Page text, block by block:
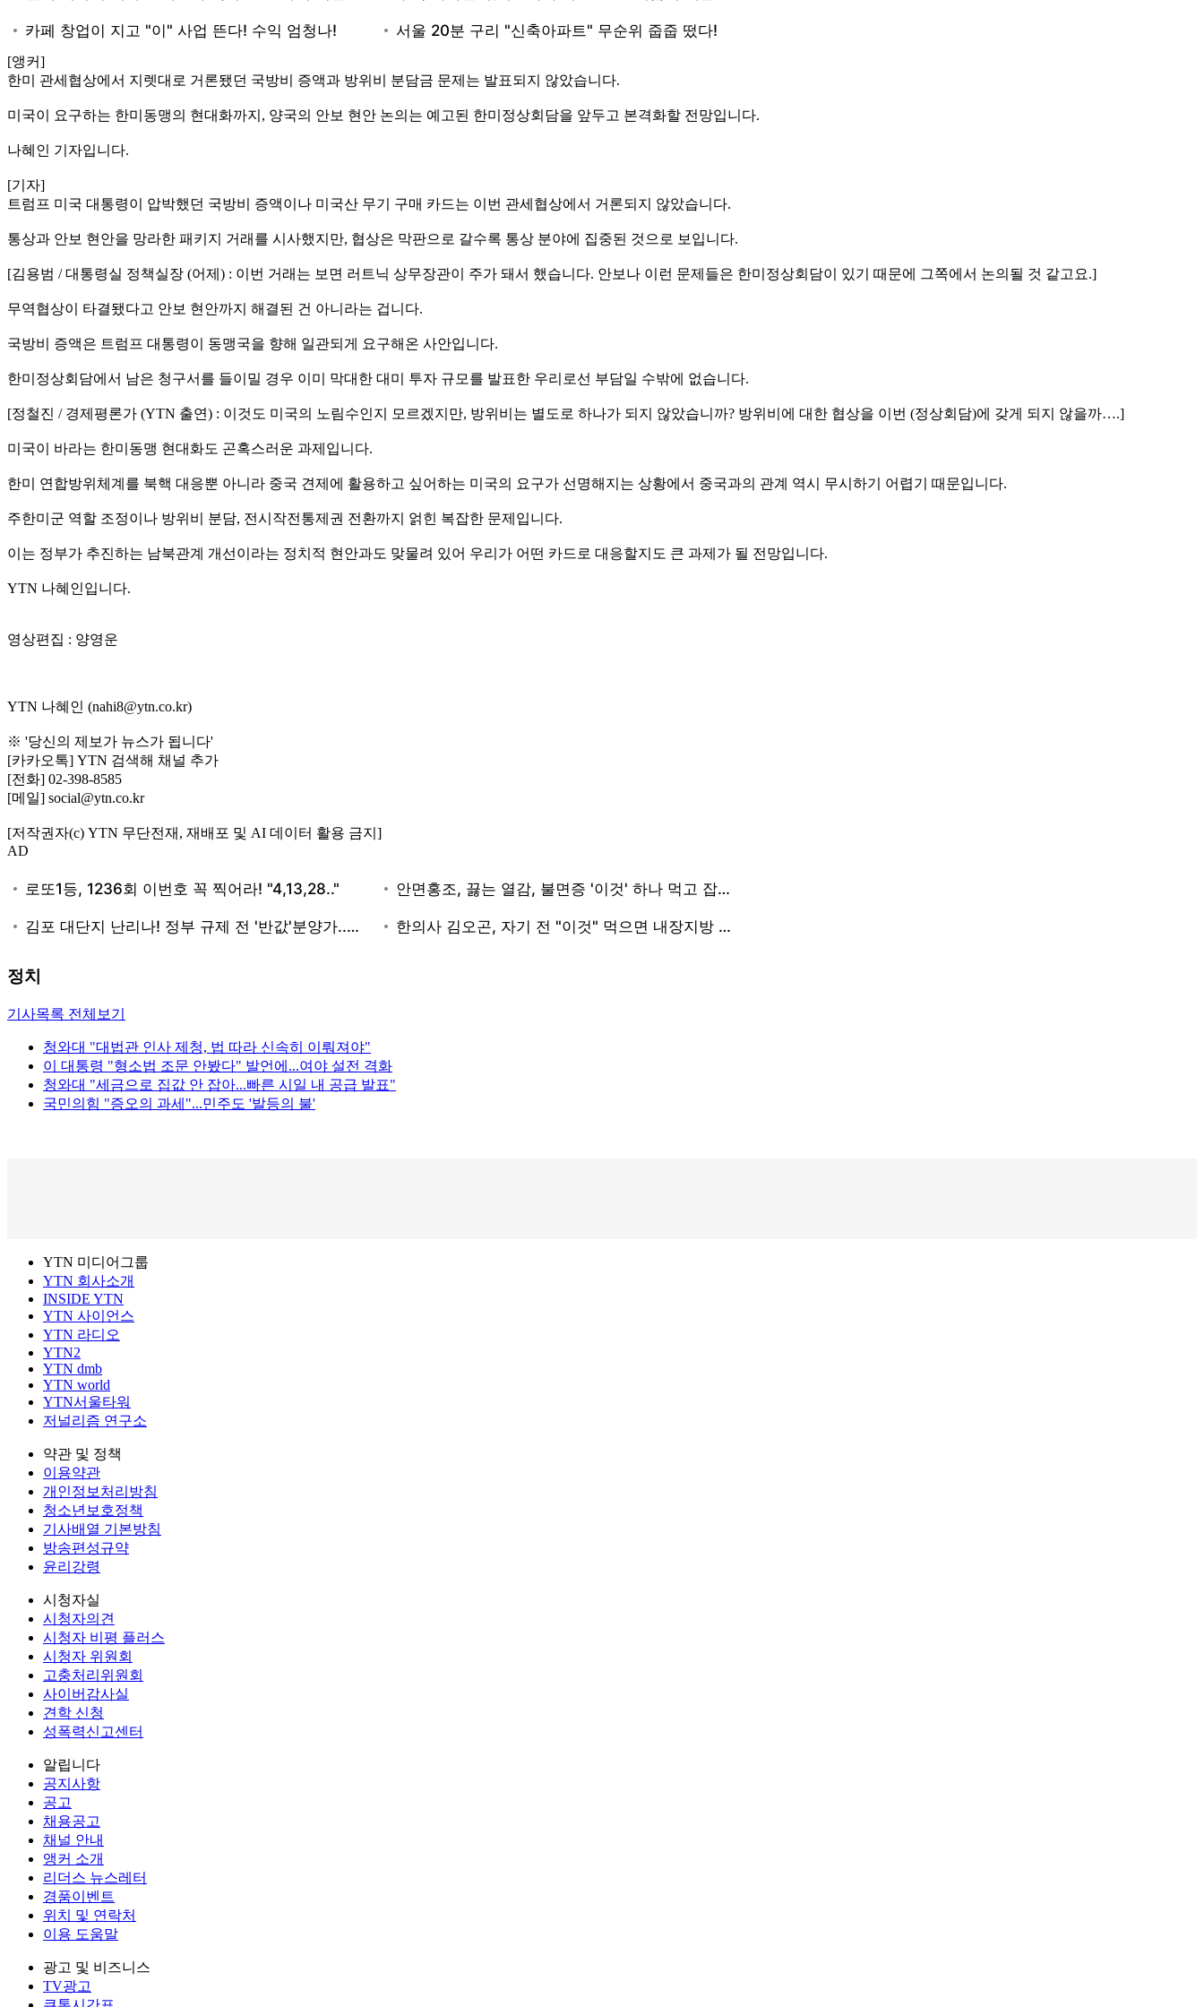
[앵커]
한미 관세협상에서 지렛대로 거론됐던 국방비 증액과 방위비 분담금 문제는 발표되지 않았습니다.
미국이 요구하는 한미동맹의 현대화까지, 양국의 안보 현안 논의는 예고된 한미정상회담을 앞두고 본격화할 전망입니다.
나혜인 기자입니다.
[기자]
트럼프 미국 대통령이 압박했던 국방비 증액이나 미국산 무기 구매 카드는 이번 관세협상에서 거론되지 않았습니다.
통상과 안보 현안을 망라한 패키지 거래를 시사했지만, 협상은 막판으로 갈수록 통상 분야에 집중된 것으로 보입니다.
[김용범 / 대통령실 정책실장 (어제) : 이번 거래는 보면 러트닉 상무장관이 주가 돼서 했습니다. 안보나 이런 문제들은 한미정상회담이 있기 때문에 그쪽에서 논의될 것 같고요.]
무역협상이 타결됐다고 안보 현안까지 해결된 건 아니라는 겁니다.
국방비 증액은 트럼프 대통령이 동맹국을 향해 일관되게 요구해온 사안입니다.
한미정상회담에서 남은 청구서를 들이밀 경우 이미 막대한 대미 투자 규모를 발표한 우리로선 부담일 수밖에 없습니다.
[정철진 / 경제평론가 (YTN 출연) : 이것도 미국의 노림수인지 모르겠지만, 방위비는 별도로 하나가 되지 않았습니까? 방위비에 대한 협상을 이번 (정상회담)에 갖게 되지 않을까….]
미국이 바라는 한미동맹 현대화도 곤혹스러운 과제입니다.
한미 연합방위체계를 북핵 대응뿐 아니라 중국 견제에 활용하고 싶어하는 미국의 요구가 선명해지는 상황에서 중국과의 관계 역시 무시하기 어렵기 때문입니다.
주한미군 역할 조정이나 방위비 분담, 전시작전통제권 전환까지 얽힌 복잡한 문제입니다.
이는 정부가 추진하는 남북관계 개선이라는 정치적 현안과도 맞물려 있어 우리가 어떤 카드로 대응할지도 큰 과제가 될 전망입니다.
YTN 나혜인입니다.
영상편집 : 양영운
YTN 나혜인 (nahi8@ytn.co.kr)
※ '당신의 제보가 뉴스가 됩니다'
[카카오톡] YTN 검색해 채널 추가
[전화] 02-398-8585
[메일] social@ytn.co.kr
[저작권자(c) YTN 무단전재, 재배포 및 AI 데이터 활용 금지]
AD
정치
기사목록 전체보기
청와대 "대법관 인사 제청, 법 따라 신속히 이뤄져야"
이 대통령 "형소법 조문 안봤다" 발언에...여야 설전 격화
청와대 "세금으로 집값 안 잡아...빠른 시일 내 공급 발표"
국민의힘 "증오의 과세"...민주도 '발등의 불'
YTN 미디어그룹
YTN 회사소개
INSIDE YTN
YTN 사이언스
YTN 라디오
YTN2
YTN dmb
YTN world
YTN서울타워
저널리즘 연구소
약관 및 정책
이용약관
개인정보처리방침
청소년보호정책
기사배열 기본방침
방송편성규약
윤리강령
시청자실
시청자의견
시청자 비평 플러스
시청자 위원회
고충처리위원회
사이버감사실
견학 신청
성폭력신고센터
알립니다
공지사항
공고
채용공고
채널 안내
앵커 소개
리더스 뉴스레터
경품이벤트
위치 및 연락처
이용 도움말
광고 및 비즈니스
TV광고